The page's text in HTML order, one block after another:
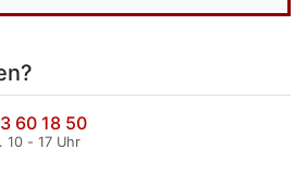
60 18 50
10 - 17 Uhr